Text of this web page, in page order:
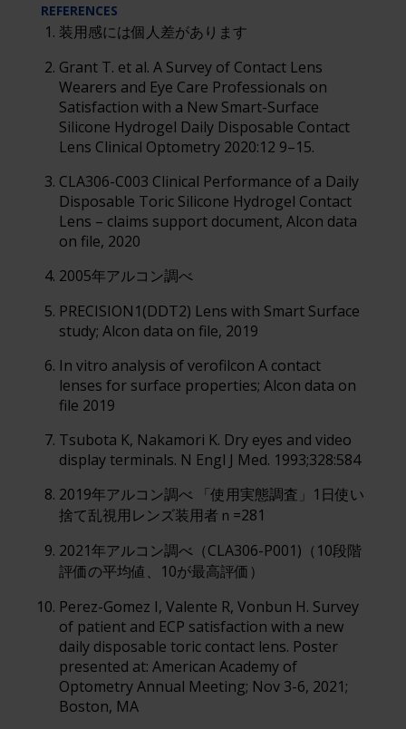
REFERENCES
装用感には個人差があります
Grant T. et al. A Survey of Contact Lens
Wearers and Eye Care Professionals on
Satisfaction with a New Smart-Surface
Silicone Hydrogel Daily Disposable Contact
Lens Clinical Optometry 2020:12 9–15.
CLA306-C003 Clinical Performance of a Daily
Disposable Toric Silicone Hydrogel Contact
Lens – claims support document, Alcon data
on file, 2020
2005年アルコン調べ
PRECISION1(DDT2) Lens with Smart Surface
study; Alcon data on file, 2019
In vitro analysis of verofilcon A contact
lenses for surface properties; Alcon data on
file 2019
Tsubota K, Nakamori K. Dry eyes and video
display terminals. N Engl J Med. 1993;328:584
2019年アルコン調べ 「使用実態調査」1日使い
捨て乱視用レンズ装用者ｎ=281
2021年アルコン調べ（CLA306-P001)（10段階
評価の平均値、10が最高評価）
Perez-Gomez I, Valente R, Vonbun H. Survey
of patient and ECP satisfaction with a new
daily disposable toric contact lens. Poster
presented at: American Academy of
Optometry Annual Meeting; Nov 3-6, 2021;
Boston, MA